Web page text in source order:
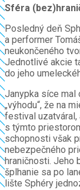
Sféra
Posledný deň
a performer
neukončeného
Jednotlivé akcie
do jeho
Janypka síce mal
„výhodu“, že na
festival uzatváral,
s týmto
schopnosti však
nebezpečného
hraničnosti. Jeho
šplhanie sa po
lište Sphéry